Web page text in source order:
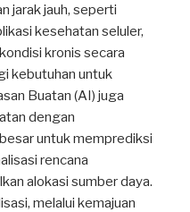
jarak jauh, seperti
kesehatan seluler,
kronis secara
kebutuhan untuk
Buatan (AI) juga
dengan
untuk memprediksi
rencana
alokasi sumber daya.
melalui kemajuan